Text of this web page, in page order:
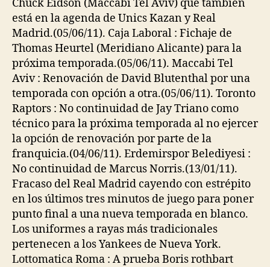
Chuck Eidson (Maccabi Tel Aviv) que también
está en la agenda de Unics Kazan y Real
Madrid.(05/06/11). Caja Laboral : Fichaje de
Thomas Heurtel (Meridiano Alicante) para la
próxima temporada.(05/06/11). Maccabi Tel
Aviv : Renovación de David Blutenthal por una
temporada con opción a otra.(05/06/11). Toronto
Raptors : No continuidad de Jay Triano como
técnico para la próxima temporada al no ejercer
la opción de renovación por parte de la
franquicia.(04/06/11). Erdemirspor Belediyesi :
No continuidad de Marcus Norris.(13/01/11).
Fracaso del Real Madrid cayendo con estrépito
en los últimos tres minutos de juego para poner
punto final a una nueva temporada en blanco.
Los uniformes a rayas más tradicionales
pertenecen a los Yankees de Nueva York.
Lottomatica Roma : A prueba Boris rothbart